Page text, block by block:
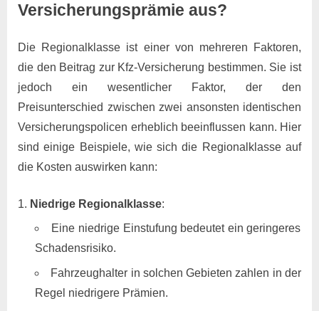
Versicherungsprämie aus?
Die Regionalklasse ist einer von mehreren Faktoren,
die den Beitrag zur Kfz-Versicherung bestimmen. Sie ist
jedoch ein wesentlicher Faktor, der den
Preisunterschied zwischen zwei ansonsten identischen
Versicherungspolicen erheblich beeinflussen kann. Hier
sind einige Beispiele, wie sich die Regionalklasse auf
die Kosten auswirken kann:
Niedrige Regionalklasse:
Eine niedrige Einstufung bedeutet ein geringeres
Schadensrisiko.
Fahrzeughalter in solchen Gebieten zahlen in der
Regel niedrigere Prämien.